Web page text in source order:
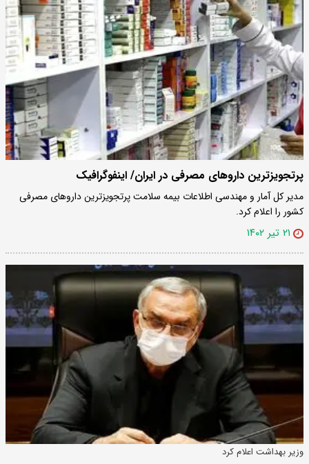
پرتجویزترین داروهای مصرفی در ایران/ اینفوگرافیک
مدیر کل آمار و مهندسی اطلاعات بیمه سلامت پرتجویزترین داروهای مصرفی
کشور را اعلام کرد.
۲۱ تیر ۱۴۰۲
وزیر بهداشت اعلام کرد